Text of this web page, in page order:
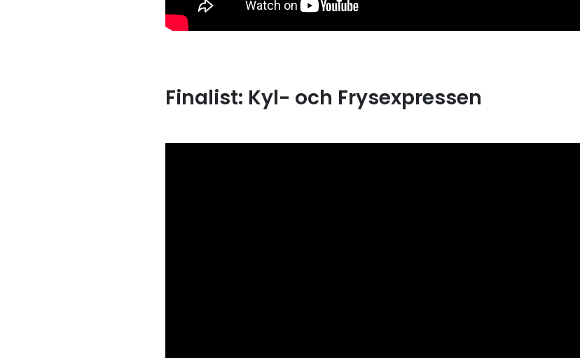
Finalist: Kyl- och Frysexpressen